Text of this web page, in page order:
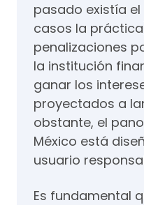
pasado existía
casos la
penalizaciones
la institución
ganar los
proyectados a
obstante, el
México está
usuario
Es fundamental